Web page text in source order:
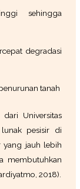
sehingga
degradasi
tanah
Universitas
pesisir di
yang jauh lebih
membutuhkan
2018).